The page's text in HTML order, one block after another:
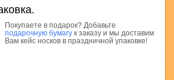
Покупаете в подарок? Добавьте
подарочную бумагук заказу и мы доставим
Вам кейс носков в праздничной упаковке!